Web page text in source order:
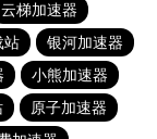
云梯加速器
站
银河加速器
小熊加速器
原子加速器